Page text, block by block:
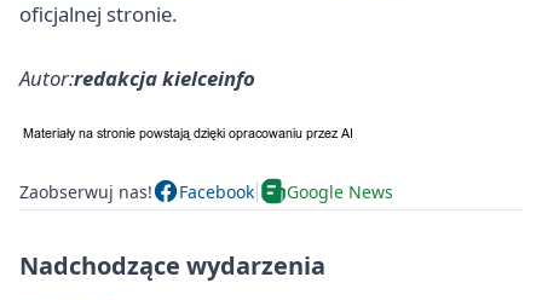
oficjalnej stronie.
Autor:redakcja kielceinfo
Zaobserwuj nas! Facebook Google News
Nadchodzące wydarzenia